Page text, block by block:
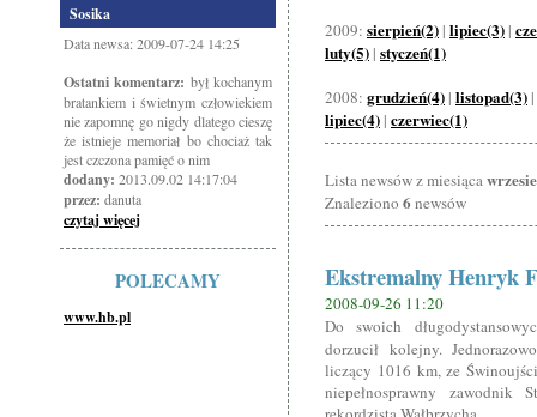
Sosika
Data newsa: 2009-07-24 14:25
Ostatni komentarz: był kochanym
bratankiem i świetnym człowiekiem
nie zapomnę go nigdy dlatego cieszę
że istnieje memoriał bo chociaż tak
jest czczona pamięć o nim
dodany: 2013.09.02 14:17:04
przez: danuta
czytaj więcej
POLECAMY
www.hb.pl
2009: sierpień(2) | lipiec(3) |
luty(5) | styczeń(1)
2008: grudzień(4) | listopad(3) |
lipiec(4) | czerwiec(1)
Lista newsów z miesiąca
Znaleziono 6 newsów
Ekstremalny Henryk
2008-09-26 11:20
Do swoich
dorzucił kolejny.
liczący 1016 km, ze
niepełnosprawny